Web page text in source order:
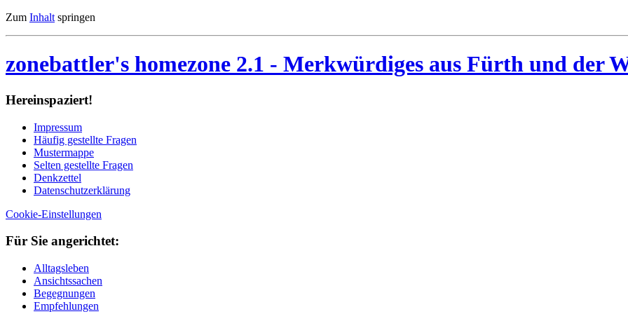
Zum Inhalt springen
zonebattler's homezone 2.1 - Merkwürdiges aus Fürth und der
Her­ein­spa­ziert!
Im­pres­sum
Häu­fig ge­stell­te Fra­gen
Mu­ster­map­pe
Sel­ten ge­stell­te Fra­gen
Denk­zet­tel
Da­ten­schutz­er­klä­rung
Cookie-Einstellungen
Für Sie an­ge­rich­tet:
Alltagsleben
Ansichtssachen
Begegnungen
Empfehlungen